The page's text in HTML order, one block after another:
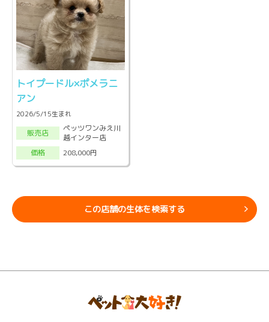
トイプードル×ポメラニ
アン
2026/5/15生まれ
販売店
ペッツワンみえ川
越インター店
価格
208,000円
この店舗の生体を検索する